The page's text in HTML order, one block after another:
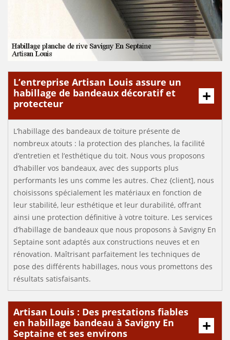
L’entreprise Artisan Louis assure un
habillage de bandeaux décoratif et
protecteur
L’habillage des bandeaux de toiture présente de
nombreux atouts : la protection des planches, la facilité
d’entretien et l’esthétique du toit. Nous vous proposons
d’habiller vos bandeaux, avec des supports plus
performants les uns comme les autres. Chez {client], nous
choisissons spécialement les matériaux en fonction de
leur stabilité, leur esthétique et leur durabilité, offrant
ainsi une protection définitive à votre toiture. Les services
d’habillage de bandeaux que nous proposons à Savigny En
Septaine sont adaptés aux constructions neuves et en
rénovation. Maîtrisant parfaitement les techniques de
pose des différents habillages, nous vous promettons des
résultats satisfaisants.
Artisan Louis : Des prestations fiables
en habillage bandeau à Savigny En
Septaine et ses environs